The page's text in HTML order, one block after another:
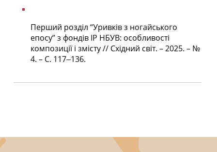
Перший розділ “Уривків з ногайського
епосу” з фондів ІР НБУВ: особливості
композиції і змісту // Східний світ. – 2025. – №
4. – С. 117‒136.